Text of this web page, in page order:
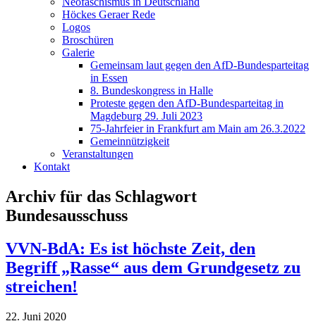
Höckes Geraer Rede
Logos
Broschüren
Galerie
Gemeinsam laut gegen den AfD-Bundesparteitag
in Essen
8. Bundeskongress in Halle
Proteste gegen den AfD-Bundesparteitag in
Magdeburg 29. Juli 2023
75-Jahrfeier in Frankfurt am Main am 26.3.2022
Gemeinnützigkeit
Veranstaltungen
Kontakt
Archiv für das Schlagwort
Bundesausschuss
VVN-BdA: Es ist höchste Zeit, den
Begriff „Rasse“ aus dem Grundgesetz zu
streichen!
22. Juni 2020